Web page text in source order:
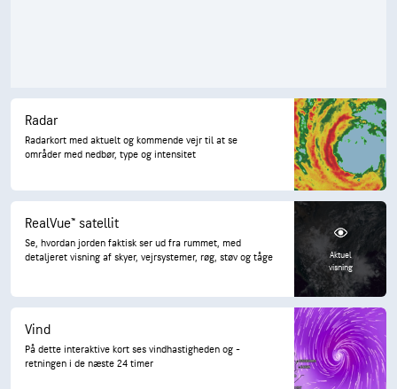
Radar
Radarkort med aktuelt og kommende vejr til at se
områder med nedbør, type og intensitet
RealVue™ satellit
Se, hvordan jorden faktisk ser ud fra rummet, med
detaljeret visning af skyer, vejrsystemer, røg, støv og tåge
Aktuel
visning
Vind
På dette interaktive kort ses vindhastigheden og -
retningen i de næste 24 timer